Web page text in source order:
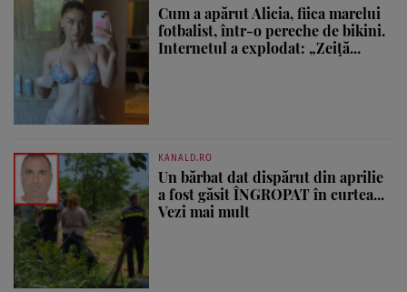
Cum a apărut Alicia, fiica marelui
fotbalist, într-o pereche de bikini.
Internetul a explodat: „Zeiță...
KANALD.RO
Un bărbat dat dispărut din aprilie
a fost găsit ÎNGROPAT în curtea...
Vezi mai mult